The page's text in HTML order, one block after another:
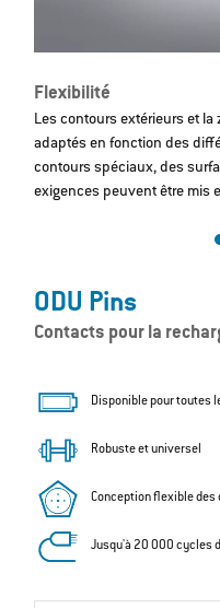
Flexibilité
Les contours extérieurs et
adaptés en fonction des
contours spéciaux, des
exigences peuvent être mis
ODU Pins
Contacts pour la
Disponible pour toutes
Robuste et universel
Conception flexible
Jusqu'à 20 000 cycles